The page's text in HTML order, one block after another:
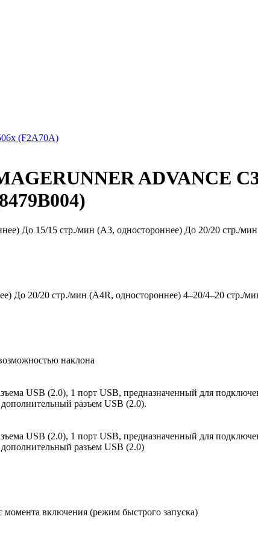
(F2A70A)
ADVANCE
До 15/15 стр./мин (A3, одностороннее) До 20/20 стр./
До 20/20 стр./мин (A4R, одностороннее) 4–20/4–20 стр./
наклона
USB (2.0), 1 порт USB, предназначенный для
разъем USB (2.0).
USB (2.0), 1 порт USB, предназначенный для
разъем USB (2.0)
включения (режим быстрого запуска)